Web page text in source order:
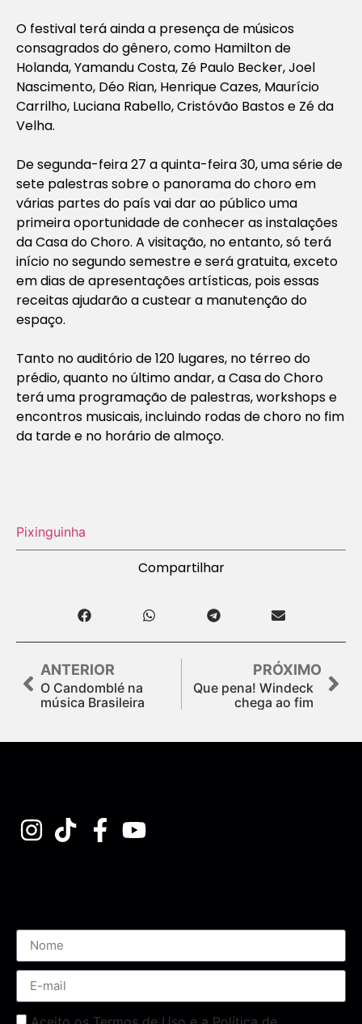
O festival terá ainda a presença de músicos
consagrados do gênero, como Hamilton de
Holanda, Yamandu Costa, Zé Paulo Becker, Joel
Nascimento, Déo Rian, Henrique Cazes, Maurício
Carrilho, Luciana Rabello, Cristóvão Bastos e Zé da
Velha.
De segunda-feira 27 a quinta-feira 30, uma série de
sete palestras sobre o panorama do choro em
várias partes do país vai dar ao público uma
primeira oportunidade de conhecer as instalações
da Casa do Choro. A visitação, no entanto, só terá
início no segundo semestre e será gratuita, exceto
em dias de apresentações artísticas, pois essas
receitas ajudarão a custear a manutenção do
espaço.
Tanto no auditório de 120 lugares, no térreo do
prédio, quanto no último andar, a Casa do Choro
terá uma programação de palestras,workshopse
encontros musicais, incluindo rodas de choro no fim
da tarde e no horário de almoço.
Pixinguinha
Compartilhar
ANTERIOR
O Candomblé na
música Brasileira
PRÓXIMO
Que pena! Windeck
chega ao fim